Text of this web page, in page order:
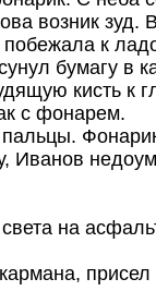
возник зуд.
к
бумагу в
кисть к
с фонарем.
Иванов
на
присел